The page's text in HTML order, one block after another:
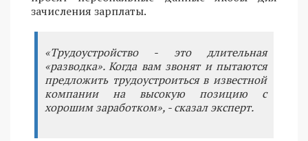
зачисления зарплаты.
«Трудоустройство - это длительная
«разводка». Когда вам звонят и пытаются
предложить трудоустроиться в известной
компании на высокую позицию с
хорошим заработком», - сказал эксперт.